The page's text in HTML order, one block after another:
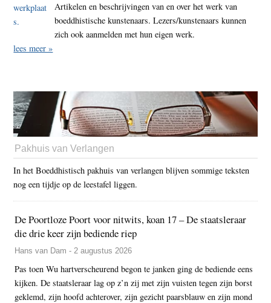
Artikelen en beschrijvingen van en over het werk van
boeddhistische kunstenaars. Lezers/kunstenaars kunnen
zich ook aanmelden met hun eigen werk.
lees meer »
Pakhuis van Verlangen
In het Boeddhistisch pakhuis van verlangen blijven sommige teksten
nog een tijdje op de leestafel liggen.
De Poortloze Poort voor nitwits, koan 17 – De staatsleraar
die drie keer zijn bediende riep
Hans van Dam - 2 augustus 2026
Pas toen Wu hartverscheurend begon te janken ging de bediende eens
kijken. De staatsleraar lag op z’n zij met zijn vuisten tegen zijn borst
geklemd, zijn hoofd achterover, zijn gezicht paarsblauw en zijn mond